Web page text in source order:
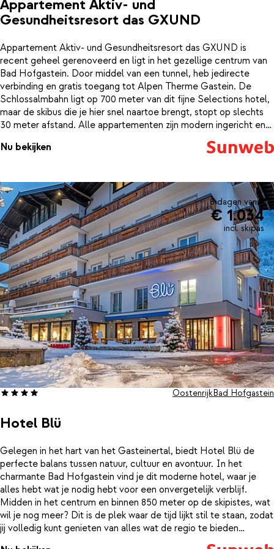
Appartement Aktiv- und
Gesundheitsresort das GXUND
Appartement Aktiv- und Gesundheitsresort das GXUND is
recent geheel gerenoveerd en ligt in het gezellige centrum van
Bad Hofgastein. Door middel van een tunnel, heb jedirecte
verbinding en gratis toegang tot Alpen Therme Gastein. De
Schlossalmbahn ligt op 700 meter van dit fijne Selections hotel,
maar de skibus die je hier snel naartoe brengt, stopt op slechts
30 meter afstand. Alle appartementen zijn modern ingericht en
zijn voorzien van een keuken, eethoek en comfortabele bedden.
Nu bekijken
8 dagen vanaf
€ 1.034
incl. skipas
Hotel Blü
OostenrijkBad Hofgastein
Gelegen in het hart van het Gasteinertal, biedt Hotel Blü de
perfecte balans tussen natuur, cultuur en avontuur. In het
charmante Bad Hofgastein vind je dit moderne hotel, waar je
alles hebt wat je nodig hebt voor een onvergetelijk verblijf.
Midden in het centrum en binnen 850 meter op de skipistes, wat
wil je nog meer? Dit is de plek waar de tijd lijkt stil te staan, zodat
jij volledig kunt genieten van alles wat de regio te bieden
heeft.Bij Hotel Blü draait alles om comfort en genieten. De